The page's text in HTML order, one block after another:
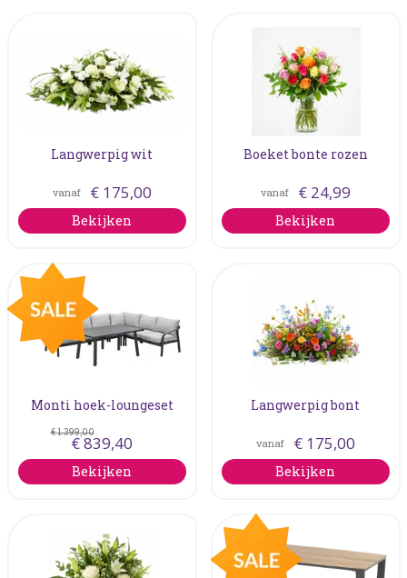
Langwerpig wit
vanaf € 175,00
Bekijken
Boeket bonte rozen
vanaf € 24,99
Bekijken
Monti hoek-loungeset
€1.399,00
€839,40
Bekijken
Langwerpig bont
vanaf € 175,00
Bekijken